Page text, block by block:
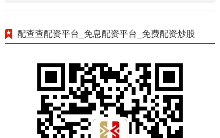
配查查配资平台_免息配资平台_免费配资炒股